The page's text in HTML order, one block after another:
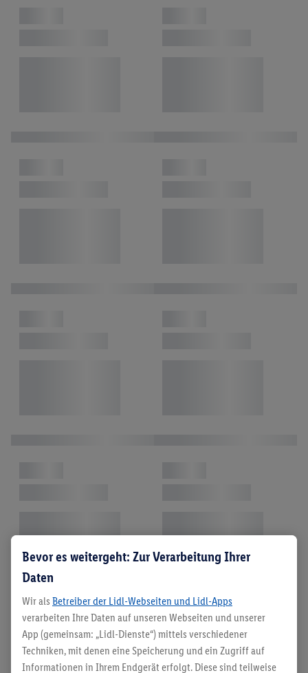
Bevor es weitergeht: Zur Verarbeitung Ihrer
Daten
Wir als Betreiber der Lidl-Webseiten und Lidl-Apps
verarbeiten Ihre Daten auf unseren Webseiten und unserer
App (gemeinsam: „Lidl-Dienste“) mittels verschiedener
Techniken, mit denen eine Speicherung und ein Zugriff auf
Informationen in Ihrem Endgerät erfolgt. Diese sind teilweise